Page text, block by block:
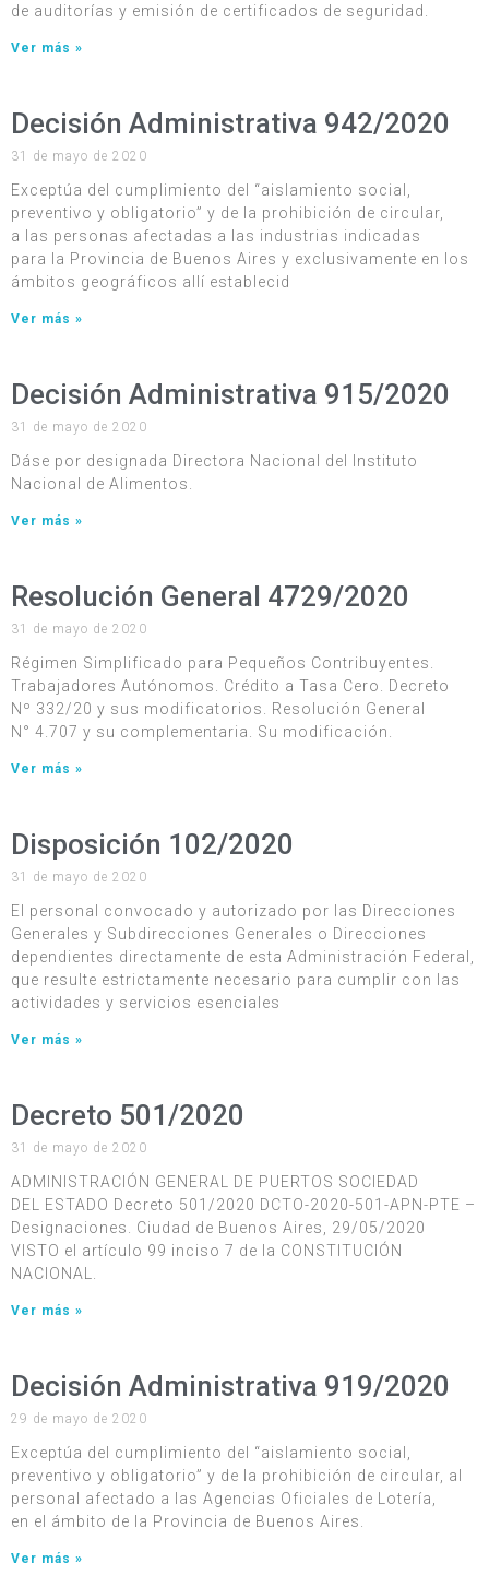
de auditorías y emisión de certificados de seguridad.
Ver más »
Decisión Administrativa 942/2020
31 de mayo de 2020
Exceptúa del cumplimiento del “aislamiento social,
preventivo y obligatorio” y de la prohibición de circular,
a las personas afectadas a las industrias indicadas
para la Provincia de Buenos Aires y exclusivamente en los
ámbitos geográficos allí establecid
Ver más »
Decisión Administrativa 915/2020
31 de mayo de 2020
Dáse por designada Directora Nacional del Instituto
Nacional de Alimentos.
Ver más »
Resolución General 4729/2020
31 de mayo de 2020
Régimen Simplificado para Pequeños Contribuyentes.
Trabajadores Autónomos. Crédito a Tasa Cero. Decreto
Nº 332/20 y sus modificatorios. Resolución General
N° 4.707 y su complementaria. Su modificación.
Ver más »
Disposición 102/2020
31 de mayo de 2020
El personal convocado y autorizado por las Direcciones
Generales y Subdirecciones Generales o Direcciones
dependientes directamente de esta Administración Federal,
que resulte estrictamente necesario para cumplir con las
actividades y servicios esenciales
Ver más »
Decreto 501/2020
31 de mayo de 2020
ADMINISTRACIÓN GENERAL DE PUERTOS SOCIEDAD
DEL ESTADO Decreto 501/2020 DCTO-2020-501-APN-PTE –
Designaciones. Ciudad de Buenos Aires, 29/05/2020
VISTO el artículo 99 inciso 7 de la CONSTITUCIÓN
NACIONAL.
Ver más »
Decisión Administrativa 919/2020
29 de mayo de 2020
Exceptúa del cumplimiento del “aislamiento social,
preventivo y obligatorio” y de la prohibición de circular, al
personal afectado a las Agencias Oficiales de Lotería,
en el ámbito de la Provincia de Buenos Aires.
Ver más »